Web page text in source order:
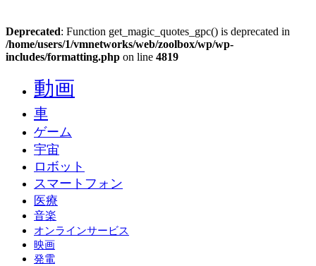
Deprecated: Function get_magic_quotes_gpc() is deprecated in
/home/users/1/vmnetworks/web/zoolbox/wp/wp-
includes/formatting.php on line 4819
動画
車
ゲーム
宇宙
ロボット
スマートフォン
医療
音楽
オンラインサービス
映画
発電